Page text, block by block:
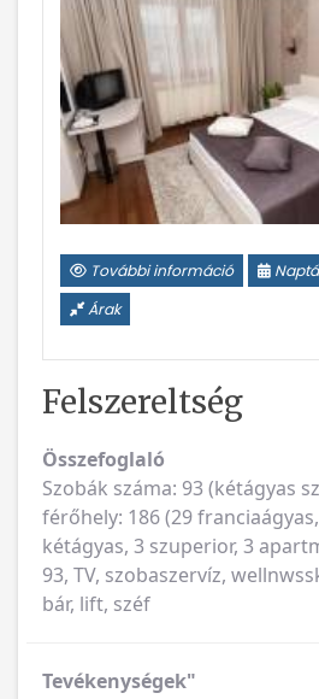
További információ
Árak
Felszereltség
Összefoglaló
Szobák száma: 93 (kétágyas
férőhely: 186 (29
kétágyas, 3 szuperior, 3
93, TV, szobaszervíz,
bár, lift, széf
Tevékenységek"